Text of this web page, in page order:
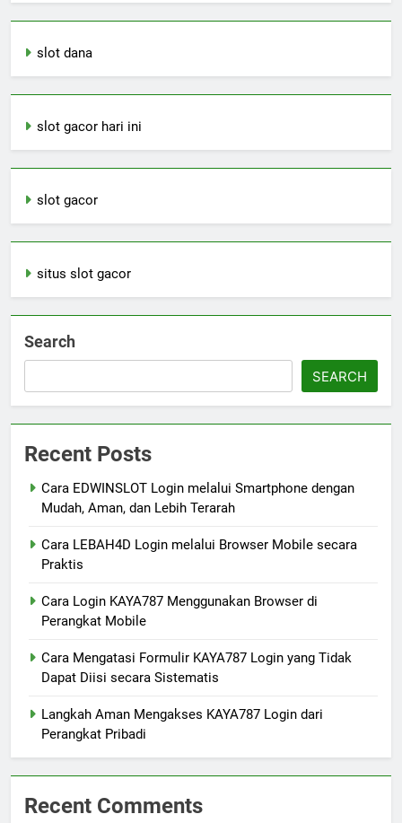
slot dana
slot gacor hari ini
slot gacor
situs slot gacor
Search
SEARCH
Recent Posts
Cara EDWINSLOT Login melalui Smartphone dengan
Mudah, Aman, dan Lebih Terarah
Cara LEBAH4D Login melalui Browser Mobile secara
Praktis
Cara Login KAYA787 Menggunakan Browser di
Perangkat Mobile
Cara Mengatasi Formulir KAYA787 Login yang Tidak
Dapat Diisi secara Sistematis
Langkah Aman Mengakses KAYA787 Login dari
Perangkat Pribadi
Recent Comments